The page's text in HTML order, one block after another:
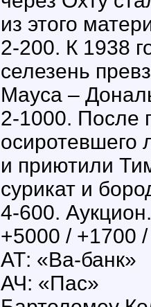
из этого
2-200. К 1938
селезень
Мауса –
2-1000. После
осиротевшего
и приютили
сурикат и
4-600. Аукцион.
+5000 / +1700
АТ: «Ва-банк»
АЧ: «Пас»